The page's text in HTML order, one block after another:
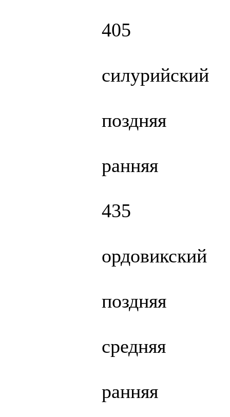
405
силурийский
поздняя
ранняя
435
ордовикский
поздняя
средняя
ранняя